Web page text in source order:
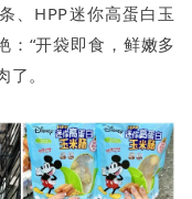
、HPP迷你高蛋白玉
：“开袋即食，鲜嫩多
。